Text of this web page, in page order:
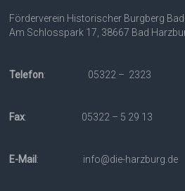
Förderverein Historischer Burgberg Bad
Am Schlosspark 17, 38667 Bad
Telefon: 05322 – 2323
Fax: 05322 – 5 29 13
E-Mail : info@die-harzburg.de